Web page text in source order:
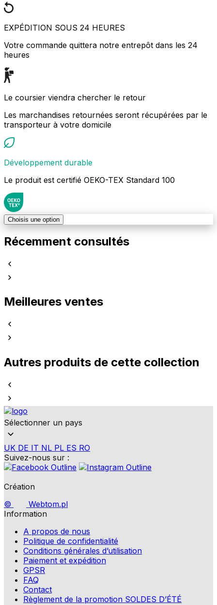
EXPÉDITION SOUS 24 HEURES
Votre commande quittera notre entrepôt dans les 24
heures
Le coursier viendra chercher le retour
Les marchandises retournées seront récupérées par le
transporteur à votre domicile
Développement durable
Le produit est certifié OEKO-TEX Standard 100
Choisis une option
Récemment consultés
Meilleures ventes
Autres produits de cette collection
Sélectionner un pays
UK DE IT NL PL ES RO
Suivez-nous sur :
Création
©
Webtom.pl
Information
A propos de nous
Politique de confidentialité
Conditions générales d’utilisation
Paiement et expédition
GPSR
FAQ
Contact
Règlement de la promotion SOLDES D’ÉTÉ